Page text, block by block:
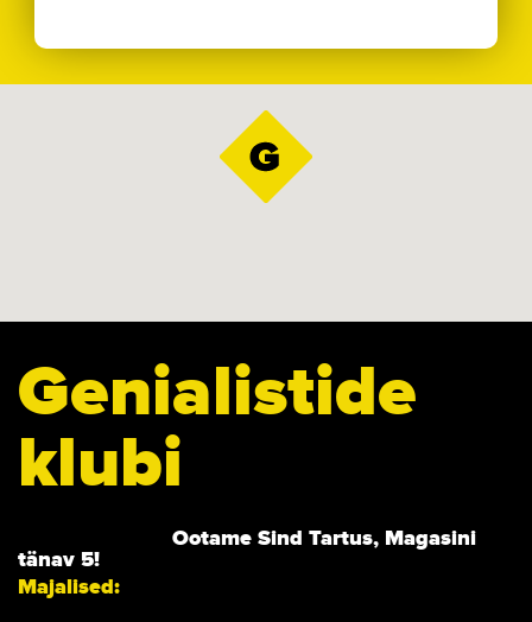
Genialistide
klubi
Ootame Sind Tartus, Magasini
tänav 5!
Majalised: